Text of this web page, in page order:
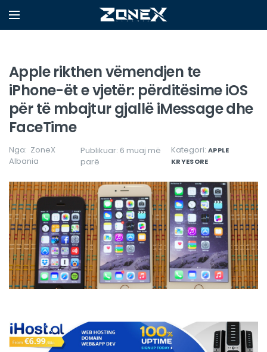
Apple rikthen vëmendjen te
iPhone-ët e vjetër: përditësime iOS
për të mbajtur gjallë iMessage dhe
FaceTime
Nga: ZoneX
Albania
Publikuar: 6 muaj më
parë
Kategori: APPLE
KRYESORE